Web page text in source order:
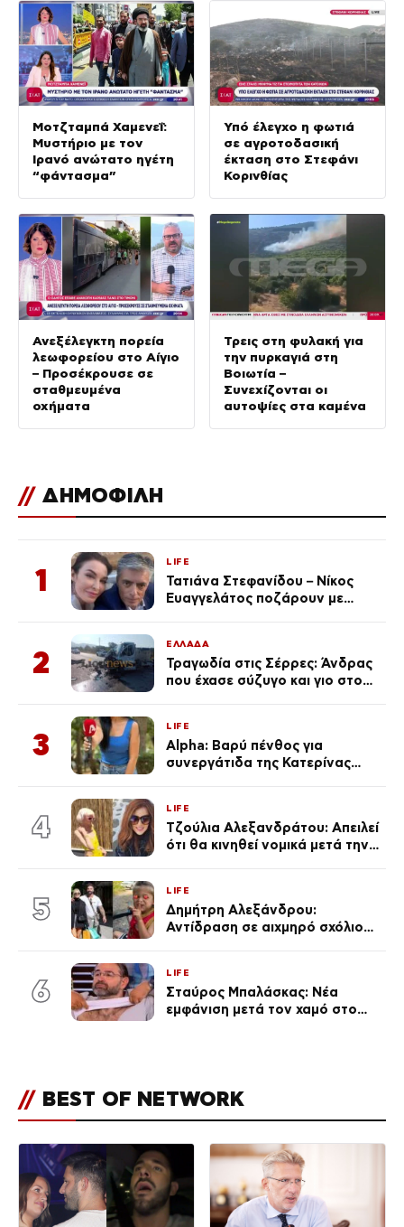
Μοτζταμπά Χαμενεΐ:
Μυστήριο με τον
Ιρανό ανώτατο ηγέτη
“φάντασμα”
Υπό έλεγχο η φωτιά
σε αγροτοδασική
έκταση στο Στεφάνι
Κορινθίας
Ανεξέλεγκτη πορεία
λεωφορείου στο Αίγιο
– Προσέκρουσε σε
σταθμευμένα
οχήματα
Τρεις στη φυλακή για
την πυρκαγιά στη
Βοιωτία –
Συνεχίζονται οι
αυτοψίες στα καμένα
// ΔΗΜΟΦΙΛΗ
1
LIFE
Τατιάνα Στεφανίδου – Νίκος
Ευαγγελάτος ποζάρουν με
2
ΕΛΛΑΔΑ
Τραγωδία στις Σέρρες: Άνδρας
που έχασε σύζυγο και γιο στο
3
LIFE
Alpha: Βαρύ πένθος για
συνεργάτιδα της Κατερίνας
του Θεού»
4
LIFE
Τζούλια Αλεξανδράτου: Απειλεί
ότι θα κινηθεί νομικά μετά την
5
LIFE
Δημήτρη Αλεξάνδρου:
Αντίδραση σε αιχμηρό σχόλιο
6
LIFE
Σταύρος Μπαλάσκας: Νέα
εμφάνιση μετά τον χαμό στο
// BEST OF NETWORK